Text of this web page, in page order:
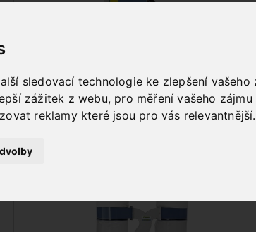
sledovací technologie ke zlepšení
zážitek z webu, pro měření vašeho
reklamy které jsou pro vás relevantnější.
PÁSOVÉ PILY